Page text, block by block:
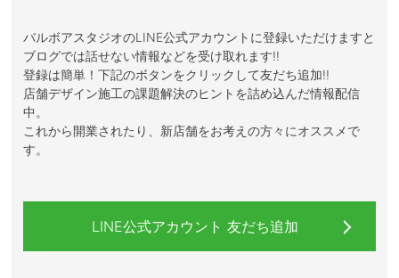
バルボアスタジオのLINE公式アカウントに登録いただけますと
ブログでは話せない情報などを受け取れます!!
登録は簡単！下記のボタンをクリックして友だち追加!!
店舗デザイン施工の課題解決のヒントを詰め込んだ情報配信
中。
これから開業されたり、新店舗をお考えの方々にオススメで
す。
LINE公式アカウント 友だち追加